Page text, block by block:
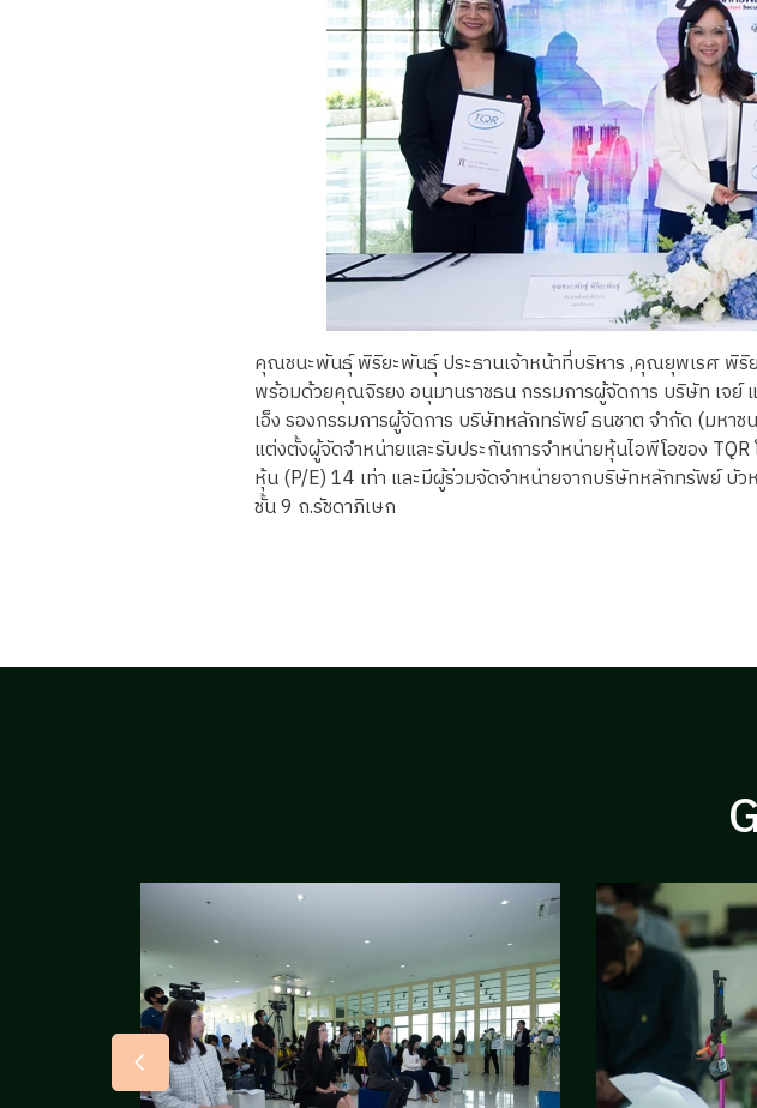
คุณชนะพันธุ์ พิริยะพันธุ์ ประธานเจ้าหน้าที่บริหาร ,คุณยุพเรศ พิริ
พร้อมด้วยคุณจิรยง อนุมานราชธน กรรมการผู้จัดการ บริษัท เจย์
เอ็ง รองกรรมการผู้จัดการ บริษัทหลักทรัพย์ ธนชาต จำกัด (มหา
แต่งตั้งผู้จัดจำหน่ายและรับประกันการจำหน่ายหุ้นไอพีโอของ
หุ้น (P/E) 14 เท่า และมีผู้ร่วมจัดจำหน่ายจากบริษัทหลักทรัพย์ บั
ชั้น 9 ถ.รัชดาภิเษก